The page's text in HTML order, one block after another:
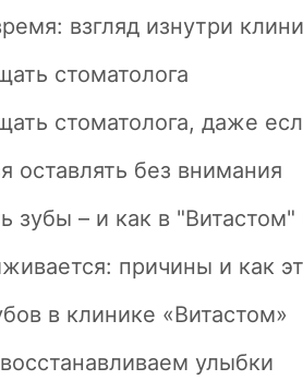
взгляд изнутри
стоматолога
стоматолога, даже
оставлять без внимания
зубы – и как в "Витастом"
причины и как
в клинике «Витастом»
улыбки